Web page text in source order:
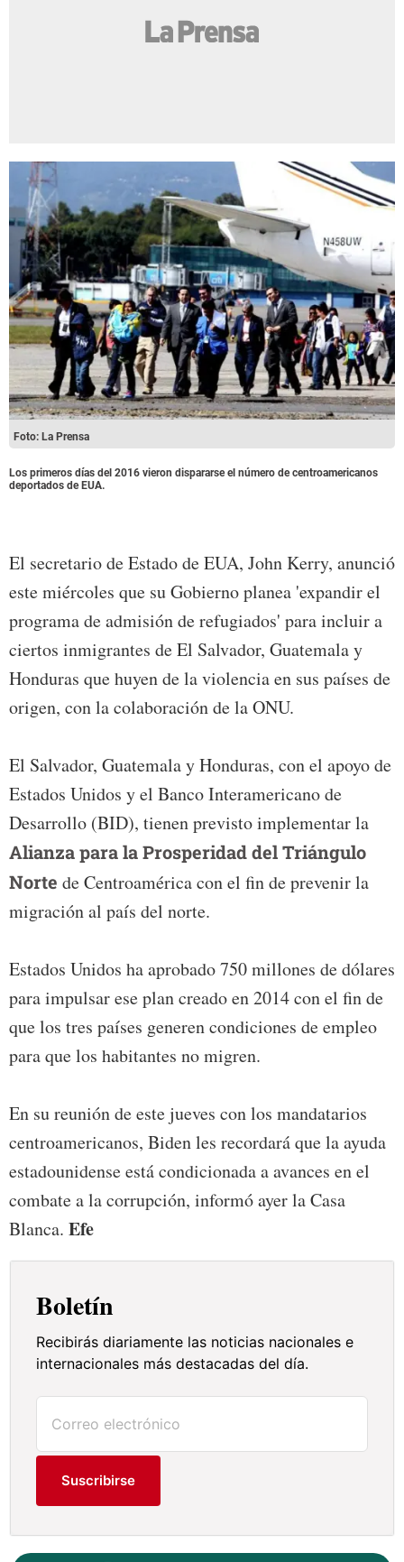
Foto: La Prensa
Los primeros días del 2016 vieron dispararse el número de centroamericanos
deportados de EUA.
El secretario de Estado de EUA, John Kerry, anunció
este miércoles que su Gobierno planea 'expandir el
programa de admisión de refugiados' para incluir a
ciertos inmigrantes de El Salvador, Guatemala y
Honduras que huyen de la violencia en sus países de
origen, con la colaboración de la ONU.
El Salvador, Guatemala y Honduras, con el apoyo de
Estados Unidos y el Banco Interamericano de
Desarrollo (BID), tienen previsto implementar la
Alianza para la Prosperidad del Triángulo
Norte de Centroamérica con el fin de prevenir la
migración al país del norte.
Estados Unidos ha aprobado 750 millones de dólares
para impulsar ese plan creado en 2014 con el fin de
que los tres países generen condiciones de empleo
para que los habitantes no migren.
En su reunión de este jueves con los mandatarios
centroamericanos, Biden les recordará que la ayuda
estadounidense está condicionada a avances en el
combate a la corrupción, informó ayer la Casa
Blanca. Efe
Boletín
Recibirás diariamente las noticias nacionales e
internacionales más destacadas del día.
Suscribirse